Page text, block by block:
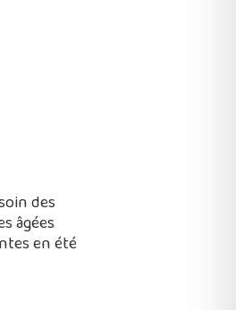
des
âgées
en été